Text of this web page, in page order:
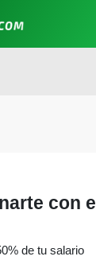
con
de tu salario